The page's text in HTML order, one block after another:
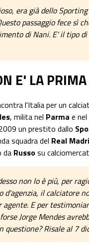
era già dello
passaggio fece sì
di Nani. E' il tipo
E' LA PRIMA
l'Italia per un
, milita nel Parma e nel
un prestito dallo
squadra del Real
da Russosu
non lo è più, per
d'agenzia, il calciatore
E per
Jorge Mendes
questione? Risale al 7